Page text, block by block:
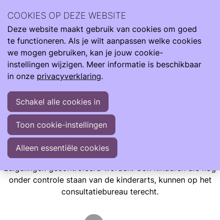
Zoeken
om je te ondersteunen als je kind te vroeg, te licht en ziek
geboren wordt.
Eerste jaar Consultatiebureau
Consultatiebureau
Het is in Nederland een algemeen gebruik dat alle kinderen
gedurende hun eerste jaren op een consultatiebureau voor
zuigelingen gecontroleerd worden.
Het is in Nederland een algemeen gebruik dat alle kinderen
gedurende hun eerste jaren op een consultatiebureau voor
onder controle staan van de kinderarts, kunnen op het
consultatiebureau terecht.
COOKIES OP DEZE WEBSITE
Deze website maakt gebruik van cookies om goed
te functioneren. Als je wilt aanpassen welke cookies
we mogen gebruiken, kan je jouw cookie-
instellingen wijzigen. Meer informatie is beschikbaar
in onze privacyverklaring.
Schakel alle cookies in
Toon cookie-instellingen
Alleen essentiële cookies